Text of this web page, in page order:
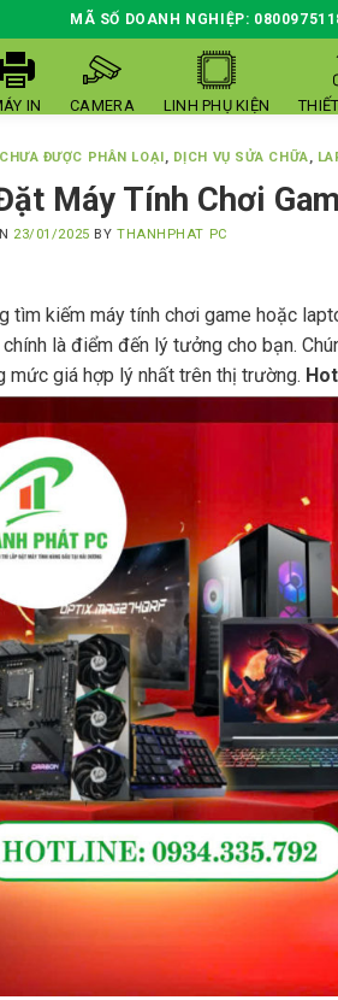
MÃ SỐ DOANH NGHIỆP:
IN CAMERA LINH PHỤ KIỆN
CHƯA ĐƯỢC PHÂN LOẠI, DỊCH VỤ SỬA CHỮA,
Máy Tính Chơi
23/01/2025 BY THANHPHAT PC
tìm kiếm máy tính chơi game hoặc
chính là điểm đến lý tưởng cho bạn.
mức giá hợp lý nhất trên thị trường.